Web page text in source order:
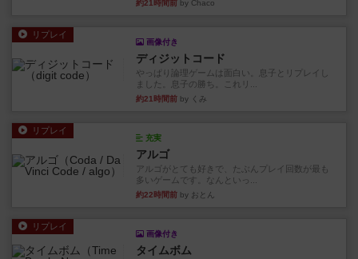
約21時間前 by Chaco
リプレイ
画像付き
ディジットコード
やっぱり論理ゲームは面白い。息子とリプレイし
ました。息子の勝ち。これリ...
約21時間前 by くみ
リプレイ
充実
アルゴ
アルゴがとても好きで、たぶんプレイ回数が最も
多いゲームです。なんといっ...
約22時間前 by おとん
リプレイ
画像付き
タイムボム